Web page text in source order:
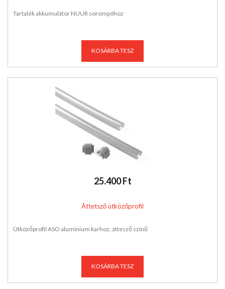
Tartalék akkumulátor NUUR sorompóhoz
KOSÁRBA TESZ
25.400 Ft
Áttetsző ütközőprofil
Ütközőprofil ASO alumínium karhoz, áttesző színű
KOSÁRBA TESZ